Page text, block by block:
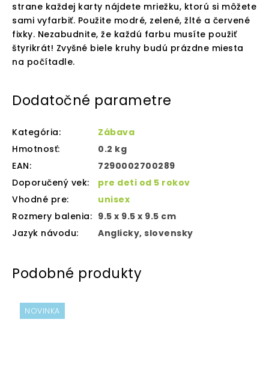
strane každej karty nájdete mriežku, ktorú si môžete
sami vyfarbiť. Použite modré, zelené, žlté a červené
fixky. Nezabudnite, že každú farbu musíte použiť
štyrikrát! Zvyšné biele kruhy budú prázdne miesta
na počítadle.
Dodatočné parametre
Kategória:
Zábava
Hmotnosť:
0.2 kg
EAN:
7290002700289
Doporučený vek:
pre deti od 5 rokov
Vhodné pre:
unisex
Rozmery balenia: ‎9.5 x 9.5 x 9.5 cm
Jazyk návodu: Anglicky, slovensky
NOVINKA